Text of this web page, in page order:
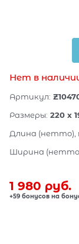
Нет в
Артикул:
Размеры: 220 x
Длина (нетто),
Ширина
1 980 руб.
+59 бонусов на